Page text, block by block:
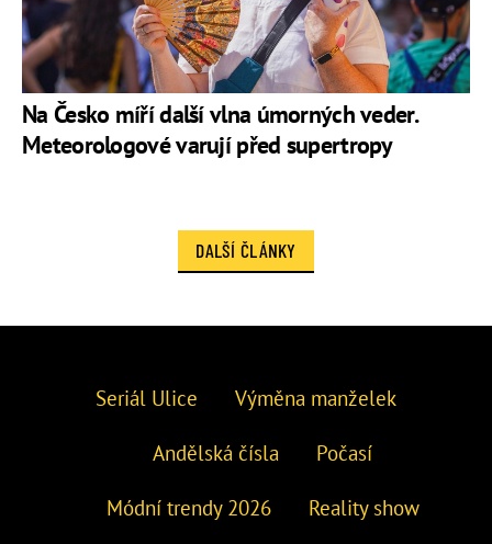
Na Česko míří další vlna úmorných veder.
Meteorologové varují před supertropy
DALŠÍ ČLÁNKY
Seriál Ulice Výměna manželek
Andělská čísla Počasí
Módní trendy 2026 Reality show